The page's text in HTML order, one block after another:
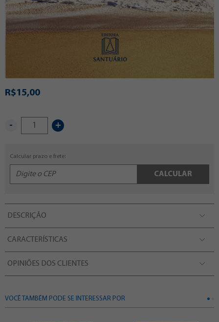
R$15,00
- +
Calcular prazo e frete:
CALCULAR
DESCRIÇÃO
CARACTERÍSTICAS
OPINIÕES DOS CLIENTES
VOCÊ TAMBÉM PODE SE INTERESSAR POR